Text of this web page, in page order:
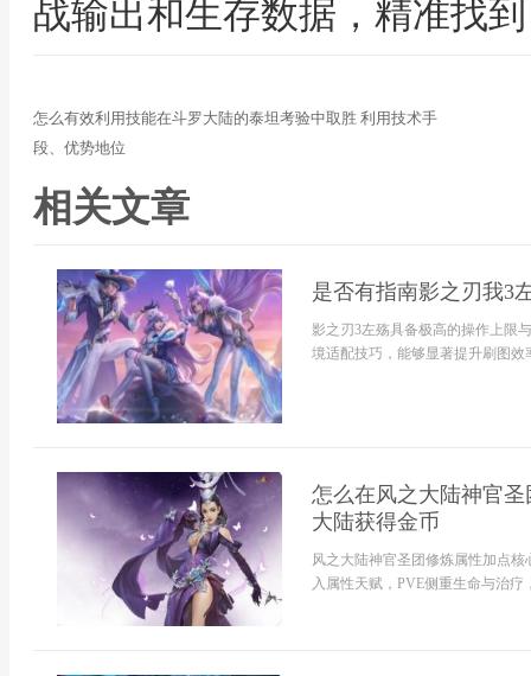
战输出和生存数据，精准找
怎么有效利用技能在斗罗大陆的泰坦考验中取胜 利用技术手
段、优势地位
相关文章
是否有指南影之刃我3
影之刃3左殇具备极高的操作上限
境适配技巧，能够显著提升刷图
怎么在风之大陆神官
大陆获得金币
风之大陆神官圣团修炼属性加点
入属性天赋，PVE侧重生命与治